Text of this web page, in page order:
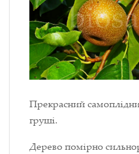
Прекрасний
груші.
Дерево помірно